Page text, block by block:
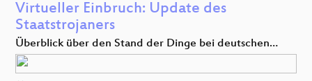
Virtueller Einbruch: Update des
Staatstrojaners
Überblick über den Stand der Dinge bei deutschen…